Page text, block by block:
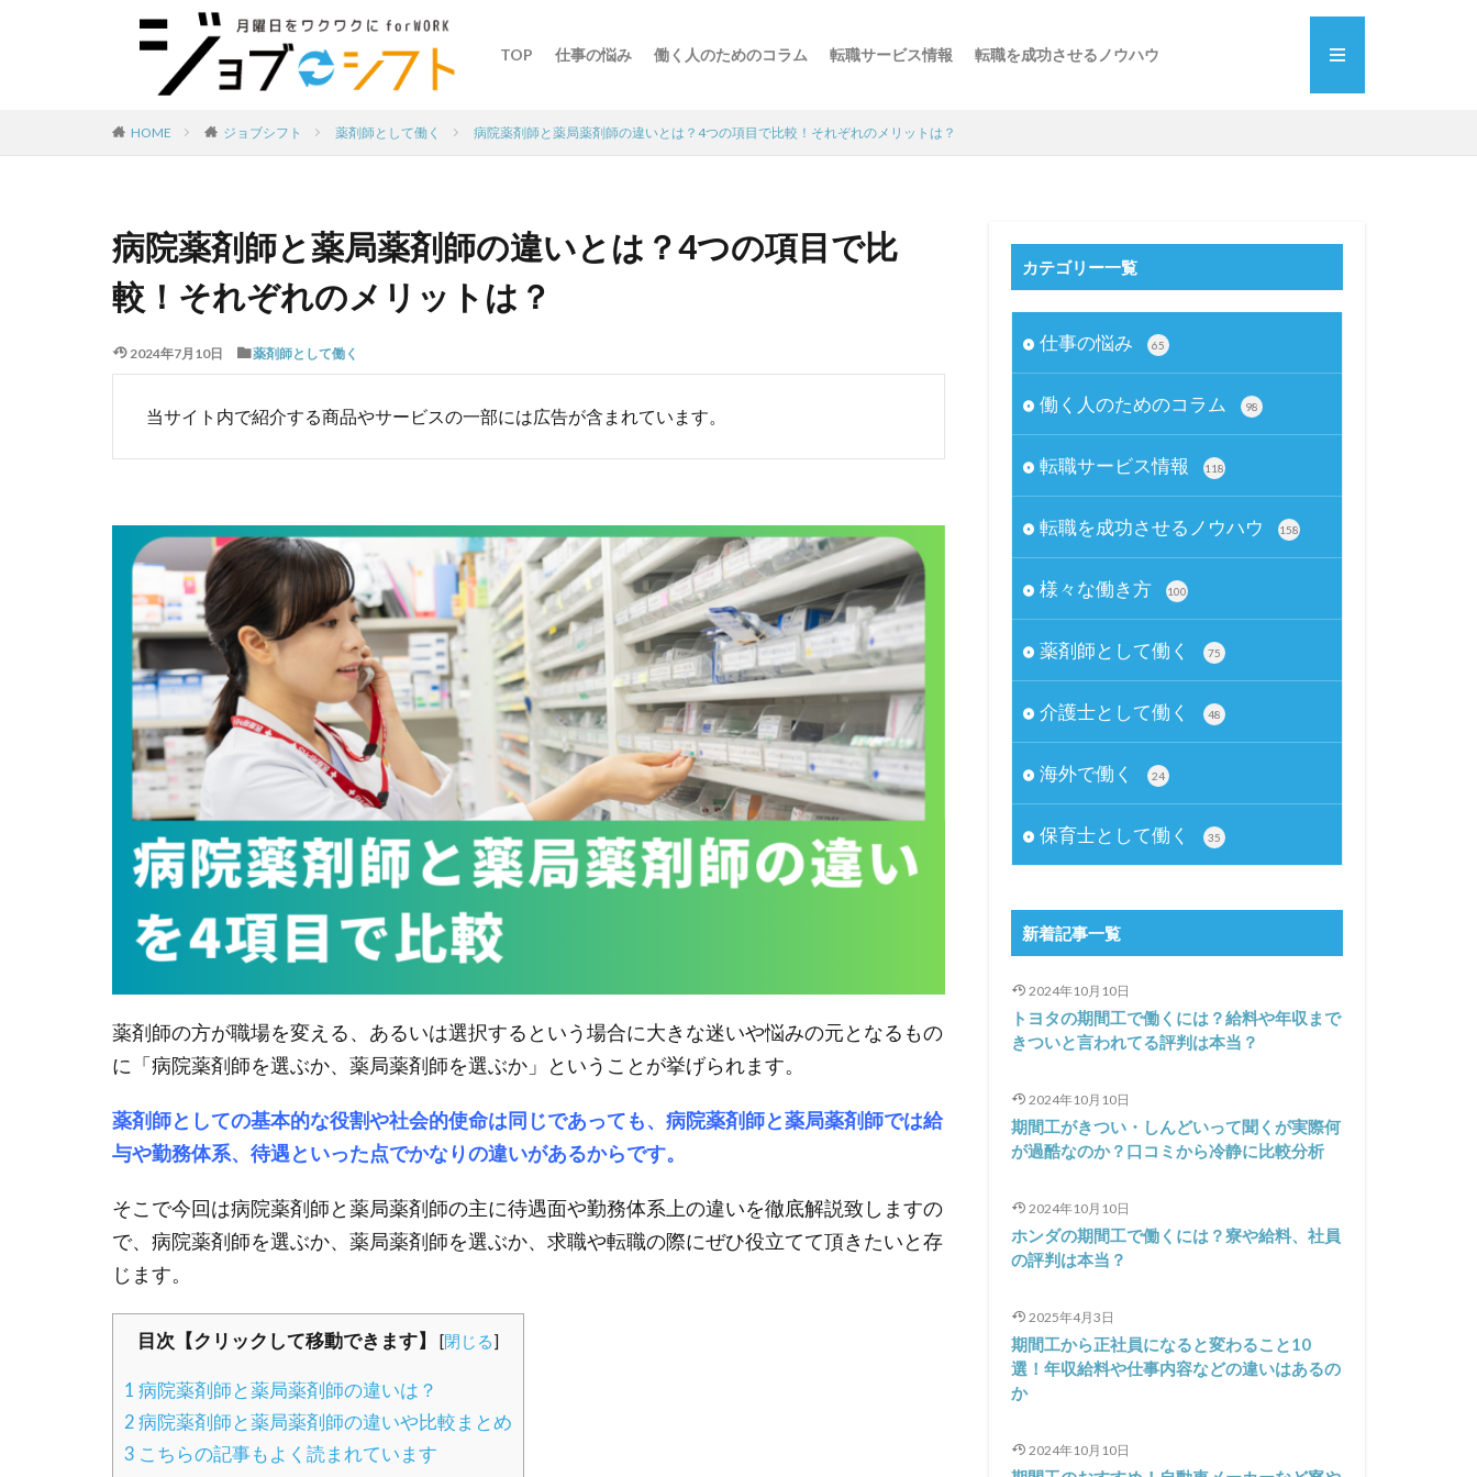
TOP 仕事の悩み 働く人のためのコラム 転職サービス情報 転職を成功させるノウハウ
HOME ジョブシフト 薬剤師として働く 病院薬剤師と薬局薬剤師の違いとは？4つの項目で比較！それぞれのメリットは？
病院薬剤師と薬局薬剤師の違いとは？4つの項目で比
較！それぞれのメリットは？
2024年7月10日 薬剤師として働く
当サイト内で紹介する商品やサービスの一部には広告が含まれています。
薬剤師の方が職場を変える、あるいは選択するという場合に大きな迷いや悩みの元となるもの
に「病院薬剤師を選ぶか、薬局薬剤師を選ぶか」ということが挙げられます。
薬剤師としての基本的な役割や社会的使命は同じであっても、病院薬剤師と薬局薬剤師では給
与や勤務体系、待遇といった点でかなりの違いがあるからです。
そこで今回は病院薬剤師と薬局薬剤師の主に待遇面や勤務体系上の違いを徹底解説致しますの
で、病院薬剤師を選ぶか、薬局薬剤師を選ぶか、求職や転職の際にぜひ役立てて頂きたいと存
じます。
目次【クリックして移動できます】 [閉じる]
1 病院薬剤師と薬局薬剤師の違いは？
2 病院薬剤師と薬局薬剤師の違いや比較まとめ
3 こちらの記事もよく読まれています
カテゴリー一覧
仕事の悩み 65
働く人のためのコラム 98
転職サービス情報 118
転職を成功させるノウハウ 158
様々な働き方 100
薬剤師として働く 75
介護士として働く 48
海外で働く 24
保育士として働く 35
新着記事一覧
2024年10月10日
トヨタの期間工で働くには？給料や年収まで
きついと言われてる評判は本当？
2024年10月10日
期間工がきつい・しんどいって聞くが実際何
が過酷なのか？口コミから冷静に比較分析
2024年10月10日
ホンダの期間工で働くには？寮や給料、社員
の評判は本当？
2025年4月3日
期間工から正社員になると変わること10
選！年収給料や仕事内容などの違いはあるの
か
2024年10月10日